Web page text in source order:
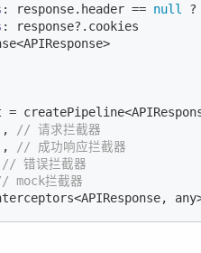
: response.header == null
: response?.cookies
// 请求拦截器
// 成功响应拦截器
// 错误拦截器
mock拦截器